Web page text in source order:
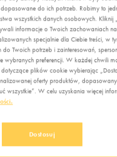
do ich potrzeb. Robimy to
wszystkich danych osobowych. Kliknij
informacje o Twoich zachowaniach
specjalnie dla Ciebie treści, w
Twoich potrzeb i zainteresowań,
wybranych preferencji. W każdej chwili
plików cookie wybierając
oferty produktów,
wszystkie”. W celu uzyskania więcej
Dostosuj